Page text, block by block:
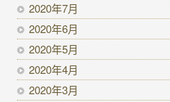
2020年7月
2020年6月
2020年5月
2020年4月
2020年3月